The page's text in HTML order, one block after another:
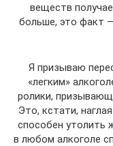
веществ
больше, это факт
Я призываю
«легким»
ролики,
Это, кстати,
способен утолить
в любом алкоголе